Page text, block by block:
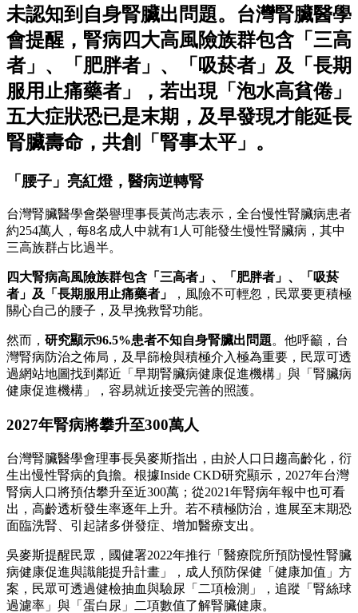
未認知到自身腎臟出問題。台灣腎臟醫學
會提醒，腎病四大高風險族群包含「三高
者」、「肥胖者」、「吸菸者」及「長期
服用止痛藥者」，若出現「泡水高貧倦」
五大症狀恐已是末期，及早發現才能延長
腎臟壽命，共創「腎事太平」。
「腰子」亮紅燈，醫病逆轉腎
台灣腎臟醫學會榮譽理事長黃尚志表示，全台慢性腎臟病患者
約254萬人，每8名成人中就有1人可能發生慢性腎臟病，其中
三高族群占比過半。
四大腎病高風險族群包含「三高者」、「肥胖者」、「吸菸
者」及「長期服用止痛藥者」
，風險不可輕忽，民眾要更積極
關心自己的腰子，及早挽救腎功能。
然而， 研究顯示96.5%患者不知自身腎臟出問題。他呼籲，台
灣腎病防治之佈局，及早篩檢與積極介入極為重要，民眾可透
過網站地圖找到鄰近「早期腎臟病健康促進機構」與「腎臟病
健康促進機構」，容易就近接受完善的照護。
2027年腎病將攀升至300萬人
台灣腎臟醫學會理事長吳麥斯指出，由於人口日趨高齡化，衍
生出慢性腎病的負擔。根據Inside CKD研究顯示，2027年台灣
腎病人口將預估攀升至近300萬；從2021年腎病年報中也可看
出，高齡透析發生率逐年上升。若不積極防治，進展至末期恐
面臨洗腎、引起諸多併發症、增加醫療支出。
吳麥斯提醒民眾，國健署2022年推行「醫療院所預防慢性腎臟
病健康促進與識能提升計畫」，成人預防保健「健康加值」方
案，民眾可透過健檢抽血與驗尿「二項檢測」，追蹤「腎絲球
過濾率」與「蛋白尿」二項數值了解腎臟健康。